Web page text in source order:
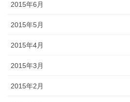
2015年6月
2015年5月
2015年4月
2015年3月
2015年2月